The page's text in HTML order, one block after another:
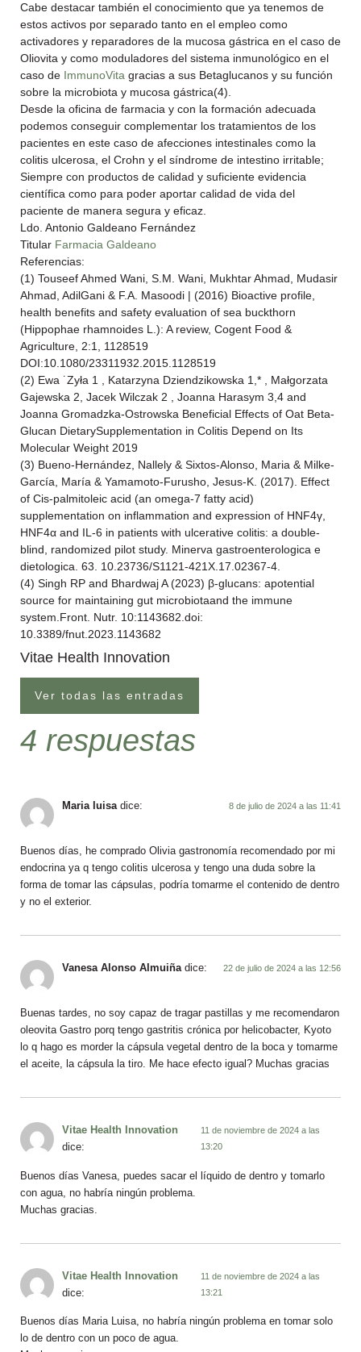
Cabe destacar también el conocimiento que ya tenemos de
estos activos por separado tanto en el empleo como
activadores y reparadores de la mucosa gástrica en el caso de
Oliovita y como moduladores del sistema inmunológico en el
caso de ImmunoVita gracias a sus Betaglucanos y su función
sobre la microbiota y mucosa gástrica(4).
Desde la oficina de farmacia y con la formación adecuada
podemos conseguir complementar los tratamientos de los
pacientes en este caso de afecciones intestinales como la
colitis ulcerosa, el Crohn y el síndrome de intestino irritable;
Siempre con productos de calidad y suficiente evidencia
científica como para poder aportar calidad de vida del
paciente de manera segura y eficaz.
Ldo. Antonio Galdeano Fernández
Titular Farmacia Galdeano
Referencias:
(1) Touseef Ahmed Wani, S.M. Wani, Mukhtar Ahmad, Mudasir
Ahmad, AdilGani & F.A. Masoodi | (2016) Bioactive profile,
health benefits and safety evaluation of sea buckthorn
(Hippophae rhamnoides L.): A review, Cogent Food &
Agriculture, 2:1, 1128519
DOI:10.1080/23311932.2015.1128519
(2) Ewa ˙Zyła 1 , Katarzyna Dziendzikowska 1,* , Małgorzata
Gajewska 2, Jacek Wilczak 2 , Joanna Harasym 3,4 and
Joanna Gromadzka-Ostrowska Beneficial Effects of Oat Beta-
Glucan DietarySupplementation in Colitis Depend on Its
Molecular Weight 2019
(3) Bueno-Hernández, Nallely & Sixtos-Alonso, Maria & Milke-
García, María & Yamamoto-Furusho, Jesus-K. (2017). Effect
of Cis-palmitoleic acid (an omega-7 fatty acid)
supplementation on inflammation and expression of HNF4γ,
HNF4α and IL-6 in patients with ulcerative colitis: a double-
blind, randomized pilot study. Minerva gastroenterologica e
dietologica. 63. 10.23736/S1121-421X.17.02367-4.
(4) Singh RP and Bhardwaj A (2023) β-glucans: apotential
source for maintaining gut microbiotaand the immune
system.Front. Nutr. 10:1143682.doi:
10.3389/fnut.2023.1143682
Vitae Health Innovation
Ver todas las entradas
4 respuestas
Maria luisa dice: 8 de julio de 2024 a las 11:41
Buenos días, he comprado Olivia gastronomía recomendado por mi
endocrina ya q tengo colitis ulcerosa y tengo una duda sobre la
forma de tomar las cápsulas, podría tomarme el contenido de dentro
y no el exterior.
Vanesa Alonso Almuiña dice: 22 de julio de 2024 a las 12:56
Buenas tardes, no soy capaz de tragar pastillas y me recomendaron
oleovita Gastro porq tengo gastritis crónica por helicobacter, Kyoto
lo q hago es morder la cápsula vegetal dentro de la boca y tomarme
el aceite, la cápsula la tiro. Me hace efecto igual? Muchas gracias
Vitae Health Innovation
dice:
11 de noviembre de 2024 a las
13:20
Buenos días Vanesa, puedes sacar el líquido de dentro y tomarlo
con agua, no habría ningún problema.
Muchas gracias.
Vitae Health Innovation
dice:
11 de noviembre de 2024 a las
13:21
Buenos días Maria Luisa, no habría ningún problema en tomar solo
lo de dentro con un poco de agua.